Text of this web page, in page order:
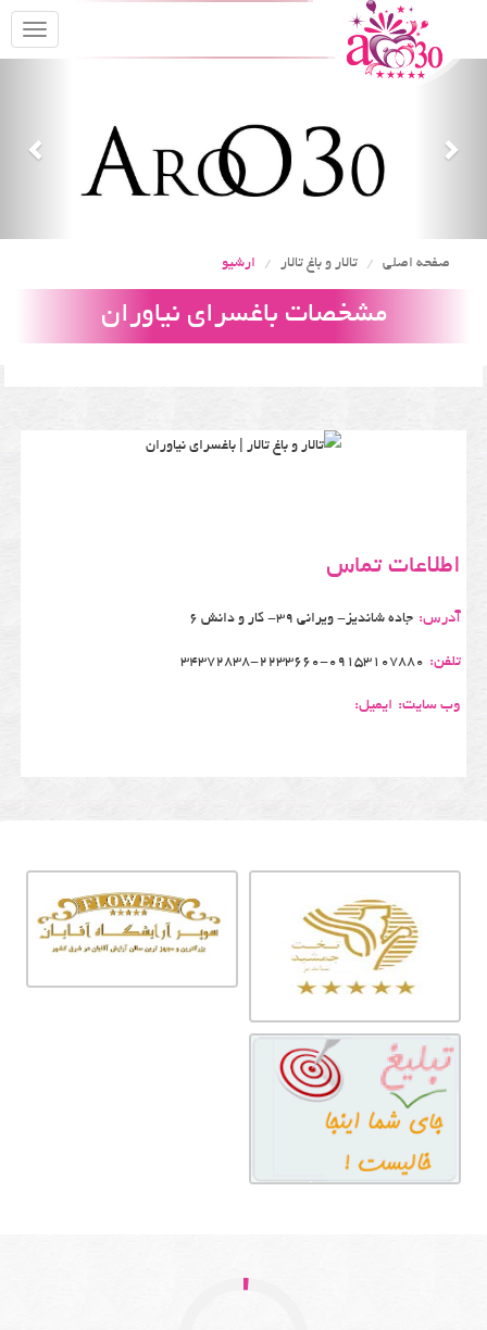
صفحه اصلی تالار و باغ تالار ارشیو
مشخصات باغسرای نیاوران
اطلاعات تماس
آدرس: جاده شاندیز- ویرانی 39- کار و دانش 6
تلفن: 34372838-2233660-09153107880
وب سایت: ایمیل: